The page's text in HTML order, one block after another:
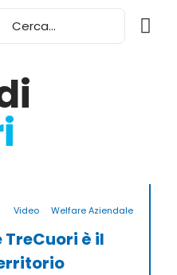
Video Welfare Aziendale
è il